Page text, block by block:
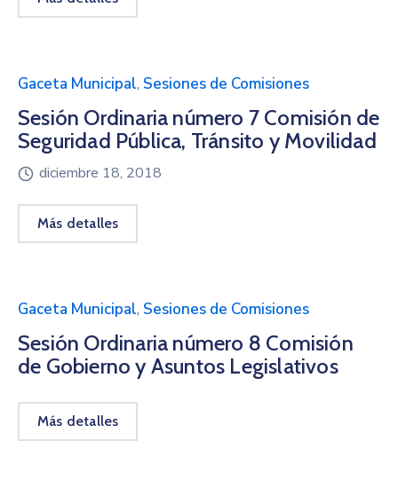
Gaceta Municipal, Sesiones de Comisiones
Sesión Ordinaria número 7 Comisión de
Seguridad Pública, Tránsito y Movilidad
diciembre 18, 2018
Más detalles
Gaceta Municipal, Sesiones de Comisiones
Sesión Ordinaria número 8 Comisión
de Gobierno y Asuntos Legislativos
Más detalles